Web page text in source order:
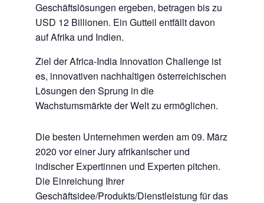
Geschäftslösungen ergeben, betragen bis zu
USD 12 Billionen. Ein Gutteil entfällt davon
auf Afrika und Indien.
Ziel der Africa-India Innovation Challenge ist
es, innovativen nachhaltigen österreichischen
Lösungen den Sprung in die
Wachstumsmärkte der Welt zu ermöglichen.
Die besten Unternehmen werden am 09. März
2020 vor einer Jury afrikanischer und
indischer Expertinnen und Experten pitchen.
Die Einreichung Ihrer
Geschäftsidee/Produkts/Dienstleistung für das